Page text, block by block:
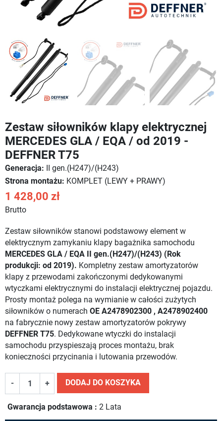
Zestaw siłowników klapy elektrycznej
MERCEDES GLA / EQA / od 2019 -
DEFFNER T75
Generacja: II gen.(H247)/(H243)
Strona montażu: KOMPLET (LEWY + PRAWY)
1 428,00 zł
Brutto
Zestaw siłowników stanowi podstawowy element w
elektrycznym zamykaniu klapy bagażnika samochodu
MERCEDES GLA / EQA II gen.(H247)/(H243) (Rok
produkcji: od 2019). Kompletny zestaw amortyzatorów
klapy z przewodami zakończonymi dedykowanymi
wtyczkami elektrycznymi do instalacji elektrycznej pojazdu.
Prosty montaż polega na wymianie w całości zużytych
siłowników o numerach OE A2478902300 , A2478902400
na fabrycznie nowy zestaw amortyzatorów pokrywy
DEFFNER T75. Dedykowane wtyczki do instalacji
samochodu przyspieszają proces montażu, brak
konieczności przycinania i lutowania przewodów.
- + DODAJ DO KOSZYKA
Gwarancja podstawowa : 2 Lata